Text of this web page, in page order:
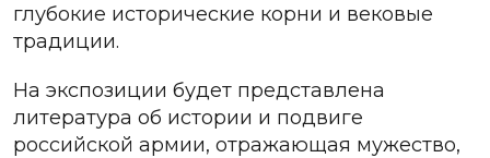
глубокие исторические корни и вековые
традиции.
На экспозиции будет представлена
литература об истории и подвиге
российской армии, отражающая мужество,